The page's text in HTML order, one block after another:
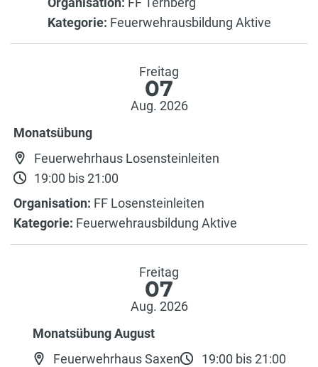
Kategorie: Feuerwehrausbildung Aktive
Freitag
07
Aug. 2026
Monatsübung
Feuerwehrhaus Losensteinleiten
19:00 bis 21:00
Organisation: FF Losensteinleiten
Kategorie: Feuerwehrausbildung Aktive
Freitag
07
Aug. 2026
Monatsübung August
Feuerwehrhaus Saxen
19:00 bis 21:00